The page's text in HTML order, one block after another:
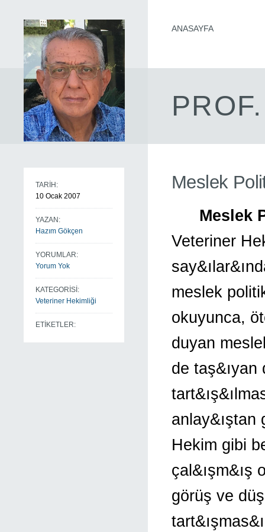
ANASAYFA
TARİH:
10 Ocak 2007
YAZAN:
Hazım Gökçen
YORUMLAR:
Yorum Yok
KATEGORİSİ:
Veteriner Hekimliği
ETİKETLER:
Meslek
Meslek
Veteriner
meslek
okuyunca,
duyan
de taş&ıyan
Hekim gibi
çal&ışm&ış
görüş ve